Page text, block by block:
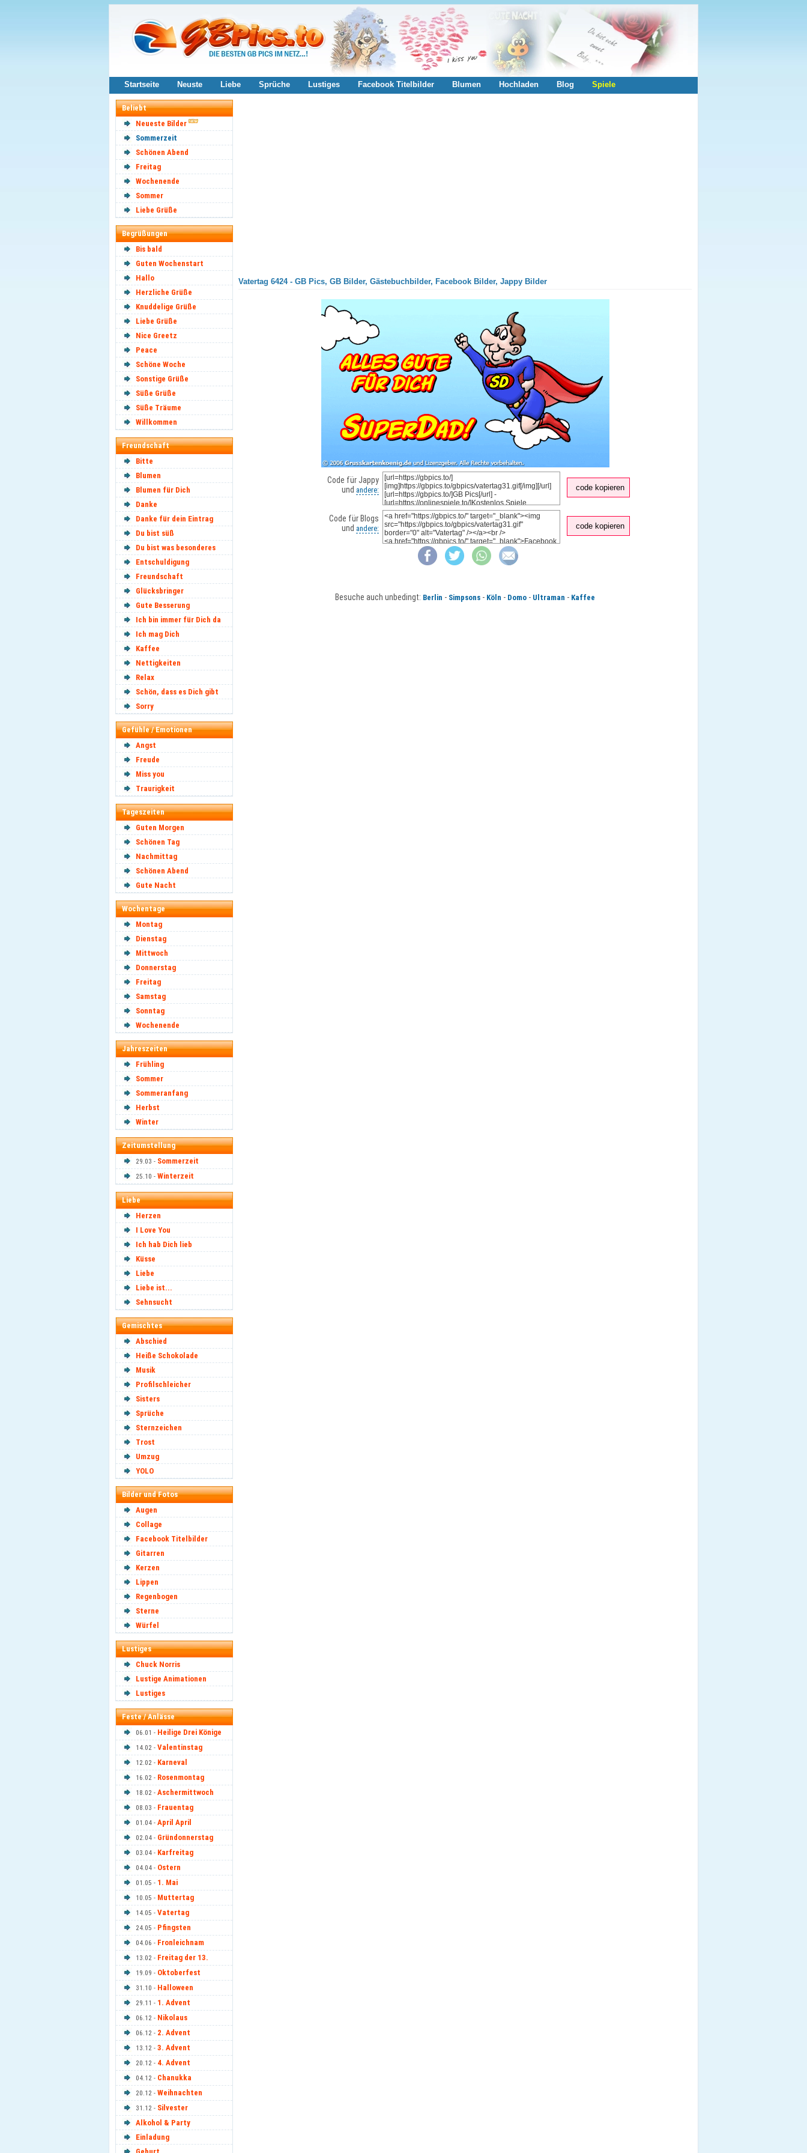
Startseite Neuste Liebe Sprüche Lustiges Facebook Titelbilder Blumen Hochladen Blog Spiele
Beliebt
Neueste Bilder
Sommerzeit
Schönen Abend
Freitag
Wochenende
Sommer
Liebe Grüße
Begrüßungen
Bis bald
Guten Wochenstart
Hallo
Herzliche Grüße
Knuddelige Grüße
Liebe Grüße
Nice Greetz
Peace
Schöne Woche
Sonstige Grüße
Süße Grüße
Süße Träume
Willkommen
Freundschaft
Bitte
Blumen
Blumen für Dich
Danke
Danke für dein Eintrag
Du bist süß
Du bist was besonderes
Entschuldigung
Freundschaft
Glücksbringer
Gute Besserung
Ich bin immer für Dich da
Ich mag Dich
Kaffee
Nettigkeiten
Relax
Schön, dass es Dich gibt
Sorry
Gefühle / Emotionen
Angst
Freude
Miss you
Traurigkeit
Tageszeiten
Guten Morgen
Schönen Tag
Nachmittag
Schönen Abend
Gute Nacht
Wochentage
Montag
Dienstag
Mittwoch
Donnerstag
Freitag
Samstag
Sonntag
Wochenende
Jahreszeiten
Frühling
Sommer
Sommeranfang
Herbst
Winter
Zeitumstellung
29.03 - Sommerzeit
25.10 - Winterzeit
Liebe
Herzen
I Love You
Ich hab Dich lieb
Küsse
Liebe
Liebe ist...
Sehnsucht
Gemischtes
Abschied
Heiße Schokolade
Musik
Profilschleicher
Sisters
Sprüche
Sternzeichen
Trost
Umzug
YOLO
Bilder und Fotos
Augen
Collage
Facebook Titelbilder
Gitarren
Kerzen
Lippen
Regenbogen
Sterne
Würfel
Lustiges
Chuck Norris
Lustige Animationen
Lustiges
Feste / Anlässe
06.01 - Heilige Drei Könige
14.02 - Valentinstag
12.02 - Karneval
16.02 - Rosenmontag
18.02 - Aschermittwoch
08.03 - Frauentag
01.04 - April April
02.04 - Gründonnerstag
03.04 - Karfreitag
04.04 - Ostern
01.05 - 1. Mai
10.05 - Muttertag
14.05 - Vatertag
24.05 - Pfingsten
04.06 - Fronleichnam
13.02 - Freitag der 13.
19.09 - Oktoberfest
31.10 - Halloween
29.11 - 1. Advent
06.12 - Nikolaus
06.12 - 2. Advent
13.12 - 3. Advent
20.12 - 4. Advent
04.12 - Chanukka
20.12 - Weihnachten
31.12 - Silvester
Alkohol & Party
Einladung
Vatertag 6424 - GB Pics, GB Bilder, Gästebuchbilder, Facebook Bilder, Jappy Bilder
Code für Jappy
und andere: code kopieren
Code für Blogs
und andere: code kopieren
Besuche auch unbedingt: Berlin - Simpsons - Köln - Domo - Ultraman - Kaffee